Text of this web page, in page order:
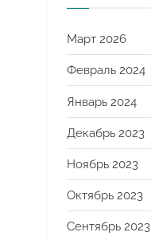
Март 2026
Февраль 2024
Январь 2024
Декабрь 2023
Ноябрь 2023
Октябрь 2023
Сентябрь 2023